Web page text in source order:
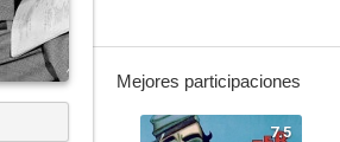
Mejores participaciones
7.5